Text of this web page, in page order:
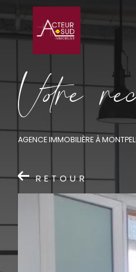
Vore re
AGENCE IMMOBILIÈRE À
RETOUR